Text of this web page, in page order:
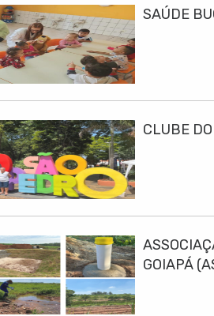
SAÚDE
CLUBE
GOIAPÁ